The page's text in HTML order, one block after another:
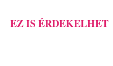
EZ IS ÉRDEKELHET